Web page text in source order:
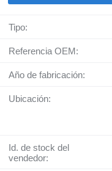
Tipo:
Referencia OEM:
Año de fabricación:
Ubicación:
Id. de stock del
vendedor: